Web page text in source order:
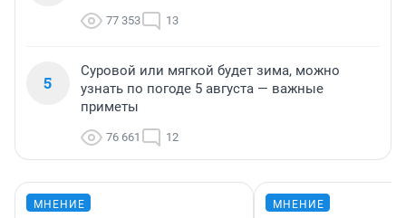
77 353 13
5
Суровой или мягкой будет зима, можно
узнать по погоде 5 августа — важные
приметы
76 661 12
МНЕНИЕ МНЕНИЕ